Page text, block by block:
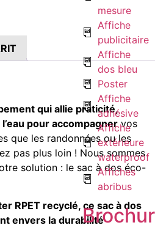
mesure
Affiche
publicitaire
Affiche
dos bleu
Poster
Affiche
adhésive
Affiche
extérieure
waterproof
Affiches
abribus
qui allie praticité,
pour accompagnervos
que les randonnées ou les
pas plus loin ! Nous sommes
solution : le sac à dos éco-
RPET recyclé, ce sac à dos
envers la durabilité